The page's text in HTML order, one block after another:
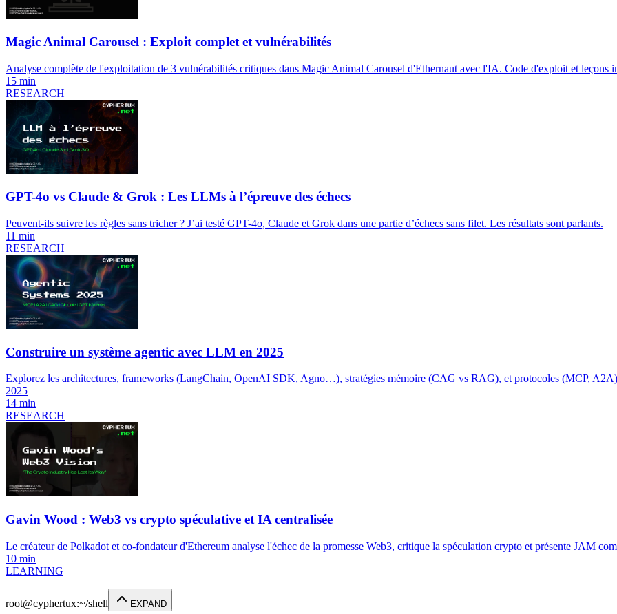
Magic Animal Carousel : Exploit complet et vulnérabilités
Analyse complète de l'exploitation de 3 vulnérabilités critiques dans Magic Animal Carousel d'Ethernaut avec l'IA. Code d'exploit et leçons
15 min
RESEARCH
GPT-4o vs Claude & Grok : Les LLMs à l’épreuve des échecs
Peuvent-ils suivre les règles sans tricher ? J’ai testé GPT-4o, Claude et Grok dans une partie d’échecs sans filet. Les résultats sont parlants.
11 min
RESEARCH
Construire un système agentic avec LLM en 2025
Explorez les architectures, frameworks (LangChain, OpenAI SDK, Agno…), stratégies mémoire (CAG vs RAG), et protocoles (MCP, A2A)
2025
14 min
RESEARCH
Gavin Wood : Web3 vs crypto spéculative et IA centralisée
Le créateur de Polkadot et co-fondateur d'Ethereum analyse l'échec de la promesse Web3, critique la spéculation crypto et présente JAM
10 min
LEARNING
root@cyphertux:~/shell EXPAND